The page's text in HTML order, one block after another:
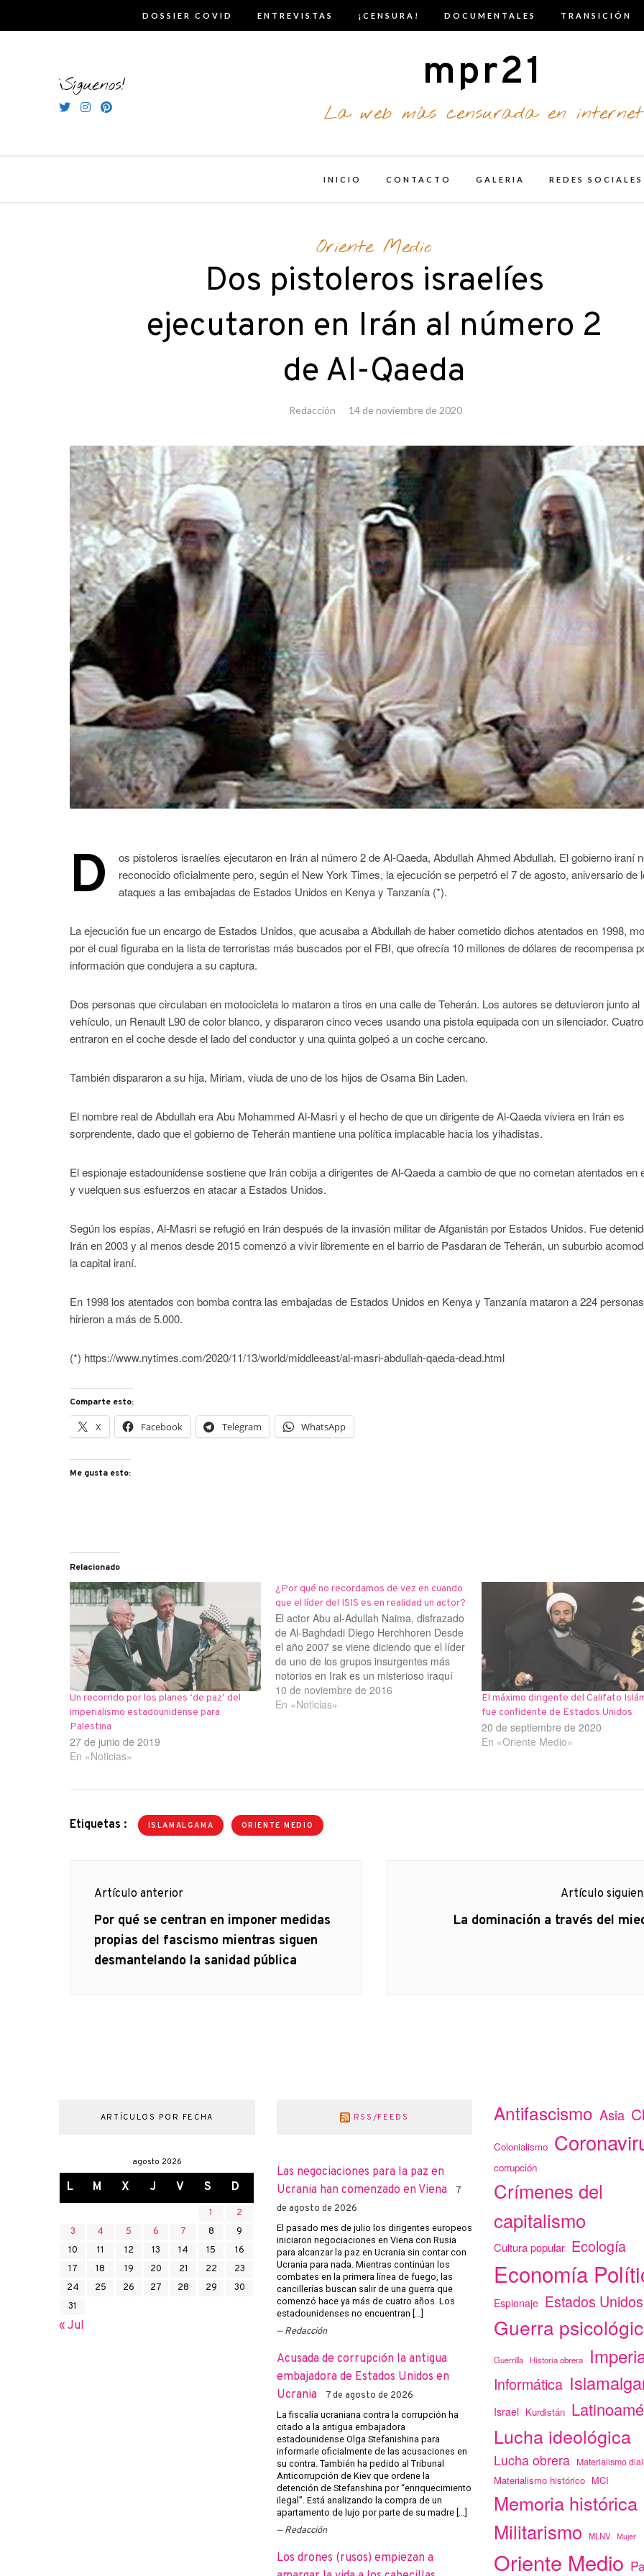
DOSSIER COVID ENTREVISTAS ¡CENSURA! DOCUMENTALES TRANSICIÓN
¡Síguenos! mpr21
La web más censurada en internet
INICIO CONTACTO GALERIA REDES SOCIALES
Oriente Medio
Dos pistoleros israelíes
ejecutaron en Irán al número 2
de Al-Qaeda
Redacción 14 de noviembre de 2020
D
os pistoleros israelíes ejecutaron en Irán al número 2 de Al-Qaeda, Abdullah Ahmed Abdullah. El gobierno iraní
reconocido oficialmente pero, según el New York Times, la ejecución se perpetró el 7 de agosto, aniversario de
ataques a las embajadas de Estados Unidos en Kenya y Tanzanía (*).
La ejecución fue un encargo de Estados Unidos, que acusaba a Abdullah de haber cometido dichos atentados en 1998,
por el cual figuraba en la lista de terroristas más buscados por el FBI, que ofrecía 10 millones de dólares de recompensa
información que condujera a su captura.
Dos personas que circulaban en motocicleta lo mataron a tiros en una calle de Teherán. Los autores se detuvieron junto al
vehículo, un Renault L90 de color blanco, y dispararon cinco veces usando una pistola equipada con un silenciador.
entraron en el coche desde el lado del conductor y una quinta golpeó a un coche cercano.
También dispararon a su hija, Miriam, viuda de uno de los hijos de Osama Bin Laden.
El nombre real de Abdullah era Abu Mohammed Al-Masri y el hecho de que un dirigente de Al-Qaeda viviera en Irán es
sorprendente, dado que el gobierno de Teherán mantiene una política implacable hacia los yihadistas.
El espionaje estadounidense sostiene que Irán cobija a dirigentes de Al-Qaeda a cambio de que no cometan atentados en
y vuelquen sus esfuerzos en atacar a Estados Unidos.
Según los espías, Al-Masri se refugió en Irán después de la invasión militar de Afganistán por Estados Unidos. Fue
Irán en 2003 y al menos desde 2015 comenzó a vivir libremente en el barrio de Pasdaran de Teherán, un suburbio
la capital iraní.
En 1998 los atentados con bomba contra las embajadas de Estados Unidos en Kenya y Tanzanía mataron a 224
hirieron a más de 5.000.
(*) https://www.nytimes.com/2020/11/13/world/middleeast/al-masri-abdullah-qaeda-dead.html
Comparte esto:
X Facebook Telegram WhatsApp
Me gusta esto:
Relacionado
Un recorrido por los planes ‘de paz’ del
imperialismo estadounidense para
Palestina
27 de junio de 2019
En «Noticias»
¿Por qué no recordamos de vez en cuando
que el líder del ISIS es en realidad un actor?
El actor Abu al-Adullah Naima, disfrazado
de Al-Baghdadi Diego Herchhoren Desde
el año 2007 se viene diciendo que el líder
de uno de los grupos insurgentes más
notorios en Irak es un misterioso iraquí
llamado Abdullah Rashid al-Baghdadi.
Desde el año 2010, y coincidiendo con la
10 de noviembre de 2016
En «Noticias»
El máximo dirigente del Califato
fue confidente de Estados Unidos
20 de septiembre de 2020
En «Oriente Medio»
Etiquetas : ISLAMALGAMA ORIENTE MEDIO
Navegación
de
entradas
Artículo anterior
Artículo
anterior
Por qué se centran en imponer medidas
propias del fascismo mientras siguen
desmantelando la sanidad pública
Artículo
Artículo
La dominación a través del
ARTÍCULOS POR FECHA
agosto 2026
L M X J V S D
1
2
3
4 5 6 7 8
9
10
11 12 13 14 15
16
17
18 19 20 21 22
23
24
25 26 27 28 29
30
31
« Jul
RSS/FEEDS
Las negociaciones para la paz en
Ucrania han comenzado en Viena
7
de agosto de 2026
El pasado mes de julio los dirigentes europeos
iniciaron negociaciones en Viena con Rusia
para alcanzar la paz en Ucrania sin contar con
Ucrania para nada. Mientras continúan los
combates en la primera línea de fuego, las
cancillerías buscan salir de una guerra que
comenzó hace ya más de cuatro años. Los
estadounidenses no encuentran […]
Redacción
Acusada de corrupción la antigua
embajadora de Estados Unidos en
Ucrania
7 de agosto de 2026
La fiscalía ucraniana contra la corrupción ha
citado a la antigua embajadora
estadounidense Olga Stefanishina para
informarle oficialmente de las acusaciones en
su contra. También ha pedido al Tribunal
Anticorrupción de Kiev que ordene la
detención de Stefanshina por “enriquecimiento
ilegal”. Está analizando la compra de un
apartamento de lujo por parte de su madre […]
Redacción
Los drones (rusos) empiezan a
Antifascismo Asia
Colonialismo
corrupción
Crímenes del
capitalismo
Cultura popular Ecología
Economía
Espionaje Estados Unidos
Guerra
Guerrilla Historia obrera
Informática
Israel Kurdistán
Lucha ideológica
Lucha obrera Materialismo
Materialismo histórico MCI
Memoria histórica
Militarismo
MLNV Mujer
Oriente Medio